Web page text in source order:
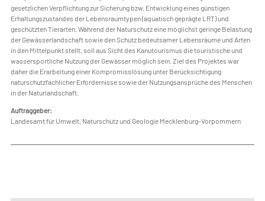
gesetzlichen Verpflichtung zur Sicherung bzw. Entwicklung eines günstigen
Erhaltungszustandes der Lebensraumtypen (aquatisch geprägte LRT) und
geschützten Tierarten. Während der Naturschutz eine möglichst geringe Belastung
der Gewässerlandschaft sowie den Schutz bedeutsamer Lebensräume und Arten
in den Mittelpunkt stellt, soll aus Sicht des Kanutourismus die touristische und
wassersportliche Nutzung der Gewässer möglich sein. Ziel des Projektes war
daher die Erarbeitung einer Kompromisslösung unter Berücksichtigung
naturschutzfachlicher Erfordernisse sowie der Nutzungsansprüche des Menschen
in der Naturlandschaft.
Auftraggeber:
Landesamt für Umwelt, Naturschutz und Geologie Mecklenburg-Vorpommern